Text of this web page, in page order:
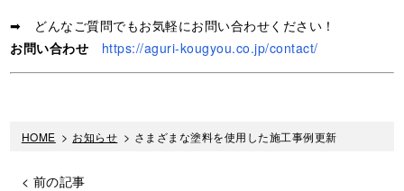
➡ どんなご質問でもお気軽にお問い合わせください！
お問い合わせ
https://aguri-kougyou.co.jp/contact/
HOME > お知らせ > さまざまな塗料を使用した施工事例更新
< 前の記事